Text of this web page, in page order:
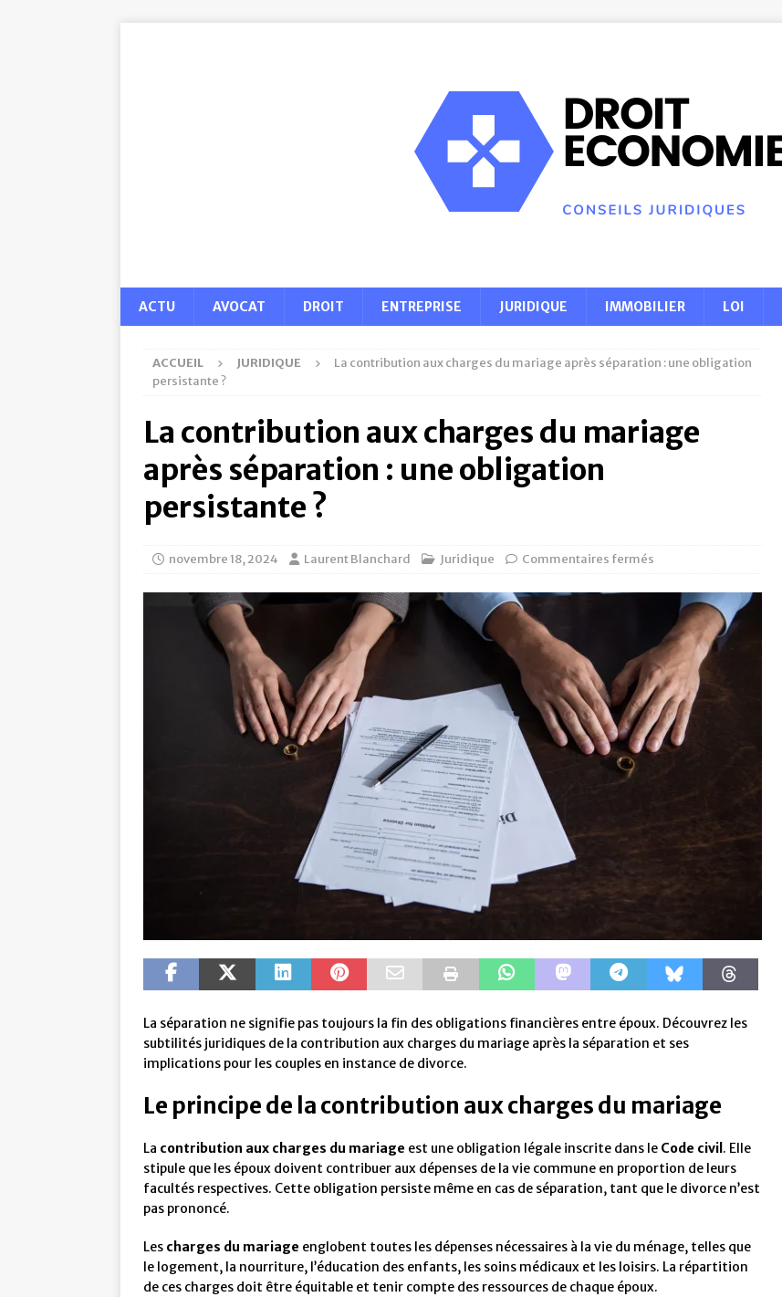
ACTU AVOCAT DROIT ENTREPRISE JURIDIQUE IMMOBILIER LOI
ACCUEIL JURIDIQUE
La contribution aux charges du mariage après séparation : une obligation
persistante ?
La contribution aux charges du mariage
après séparation : une obligation
persistante ?
novembre 18, 2024 Laurent Blanchard Juridique Commentaires fermés
La séparation ne signifie pas toujours la fin des obligations financières entre époux. Découvrez les
subtilités juridiques de la contribution aux charges du mariage après la séparation et ses
implications pour les couples en instance de divorce.
Le principe de la contribution aux charges du mariage
La contribution aux charges du mariage est une obligation légale inscrite dans le Code civil . Elle
stipule que les époux doivent contribuer aux dépenses de la vie commune en proportion de leurs
facultés respectives. Cette obligation persiste même en cas de séparation, tant que le divorce n’est
pas prononcé.
Les charges du mariage englobent toutes les dépenses nécessaires à la vie du ménage, telles que
le logement, la nourriture, l’éducation des enfants, les soins médicaux et les loisirs. La répartition
de ces charges doit être équitable et tenir compte des ressources de chaque époux.